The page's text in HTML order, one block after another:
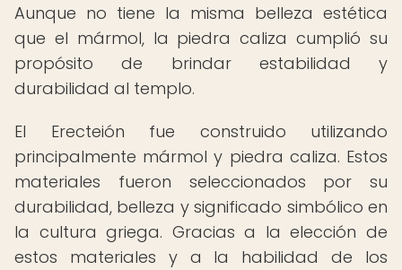
Aunque no tiene la misma belleza estética
que el mármol, la piedra caliza cumplió su
propósito de brindar estabilidad y
durabilidad al templo.
El Erecteión fue construido utilizando
principalmente mármol y piedra caliza. Estos
materiales fueron seleccionados por su
durabilidad, belleza y significado simbólico en
la cultura griega. Gracias a la elección de
estos materiales y a la habilidad de los